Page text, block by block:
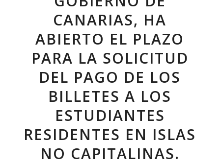
CANARIAS, HA
ABIERTO EL PLAZO
PARA LA SOLICITUD
DEL PAGO DE LOS
BILLETES A LOS
ESTUDIANTES
RESIDENTES EN ISLAS
NO CAPITALINAS.